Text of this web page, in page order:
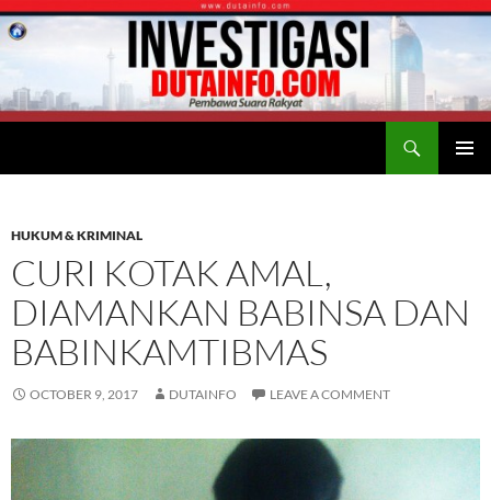
HUKUM & KRIMINAL
CURI KOTAK AMAL,
DIAMANKAN BABINSA DAN
BABINKAMTIBMAS
OCTOBER 9, 2017 DUTAINFO LEAVE A COMMENT